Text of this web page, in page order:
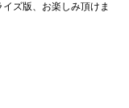
ズ版、お楽しみ頂けま